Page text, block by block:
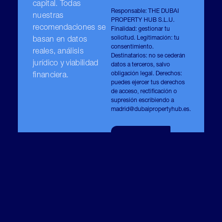
capital. Todas
nuestras
recomendaciones se
basan en datos
reales, análisis
jurídico y viabilidad
financiera.
Responsable: THE DUBAI
PROPERTY HUB S.L.U.
Finalidad: gestionar tu
solicitud. Legitimación: tu
consentimiento.
Destinatarios: no se cederán
datos a terceros, salvo
obligación legal. Derechos:
puedes ejercer tus derechos
de acceso, rectificación o
supresión escribiendo a
madrid@dubaipropertyhub.es.